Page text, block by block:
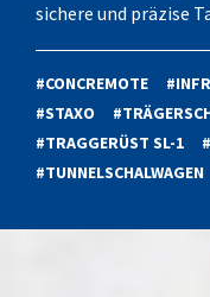
sichere und präzise
#CONCREMOTE
#STAXO
#TRAGGERÜST SL-1
#TUNNELSCHALWAGEN